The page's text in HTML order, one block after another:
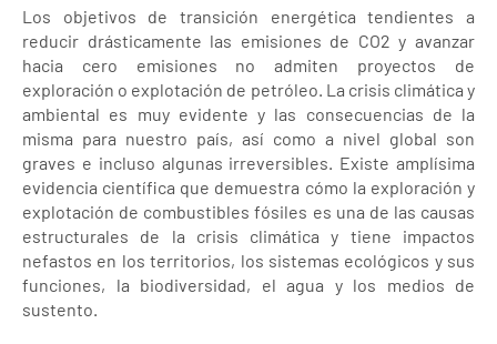
Los objetivos de transición energética tendientes a
reducir drásticamente las emisiones de CO2 y avanzar
hacia cero emisiones no admiten proyectos de
exploración o explotación de petróleo. La crisis climática y
ambiental es muy evidente y las consecuencias de la
misma para nuestro país, así como a nivel global son
graves e incluso algunas irreversibles. Existe amplísima
evidencia científica que demuestra cómo la exploración y
explotación de combustibles fósiles es una de las causas
estructurales de la crisis climática y tiene impactos
nefastos en los territorios, los sistemas ecológicos y sus
funciones, la biodiversidad, el agua y los medios de
sustento.